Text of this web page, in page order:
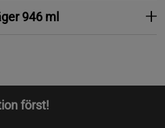
946 ml
först!